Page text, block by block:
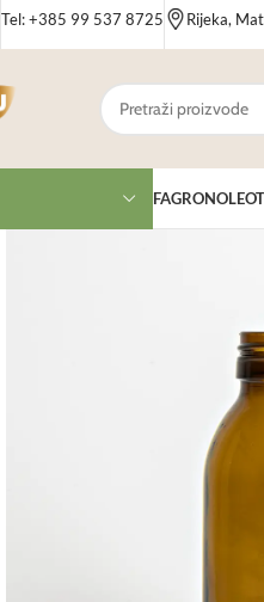
Tel: +385 99 537 8725 Rijeka,
FAGRON